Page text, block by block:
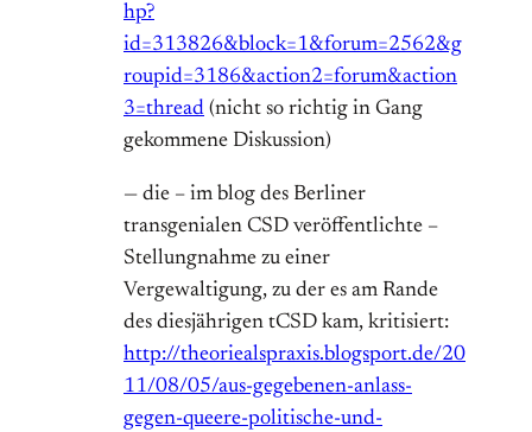
hp?
id=313826&block=1&forum=2562&g
roupid=3186&action2=forum&action
3=thread (nicht so richtig in Gang
gekommene Diskussion)
— die – im blog des Berliner
transgenialen CSD veröffentlichte –
Stellungnahme zu einer
Vergewaltigung, zu der es am Rande
des diesjährigen tCSD kam, kritisiert:
http://theoriealspraxis.blogsport.de/20
11/08/05/aus-gegebenen-anlass-
gegen-queere-politische-und-